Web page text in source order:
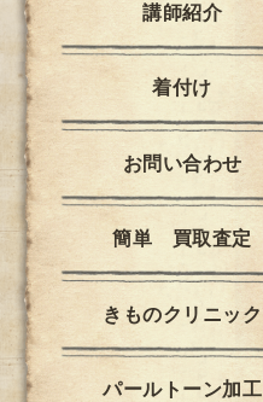
講師紹介
着付け
お問い合わせ
簡単 買取査定
きものクリニック
パールトーン加工